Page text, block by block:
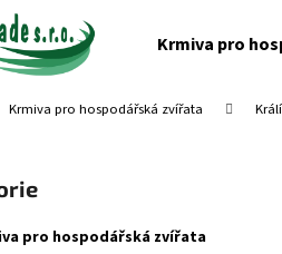
Krmiva pro
Krmiva pro hospodářská zvířata
pro hospodářská zvířata